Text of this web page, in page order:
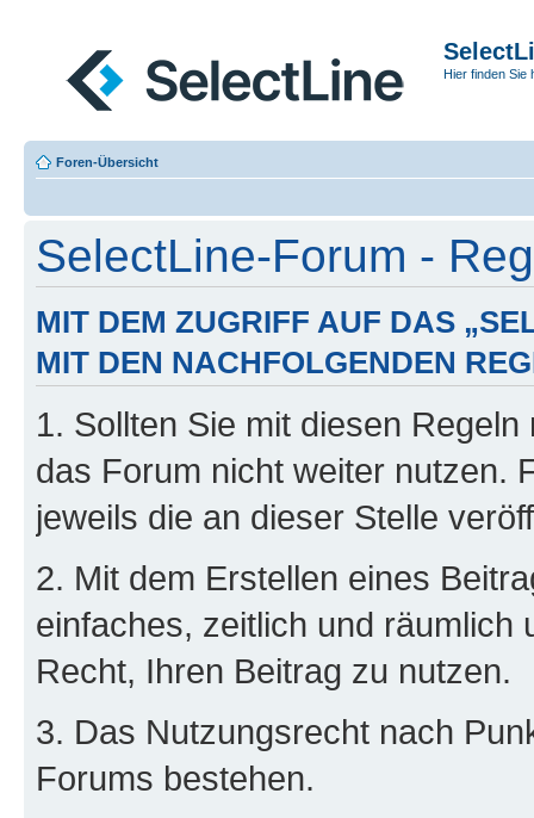
Hier finden Sie
Foren-Übersicht
SelectLine-Forum -
MIT DEM ZUGRIFF AUF DAS
MIT DEN NACHFOLGENDEN
1. Sollten Sie mit diesen
das Forum nicht weiter nutzen.
jeweils die an dieser Stelle
2. Mit dem Erstellen eines
einfaches, zeitlich und räumlich
Recht, Ihren Beitrag zu nutzen.
3. Das Nutzungsrecht nach
Forums bestehen.